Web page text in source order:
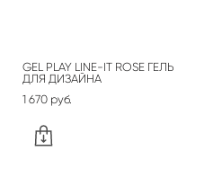
GEL PLAY LINE-IT ROSE ГЕЛЬ
ДЛЯ ДИЗАЙНА
1 670 pуб.